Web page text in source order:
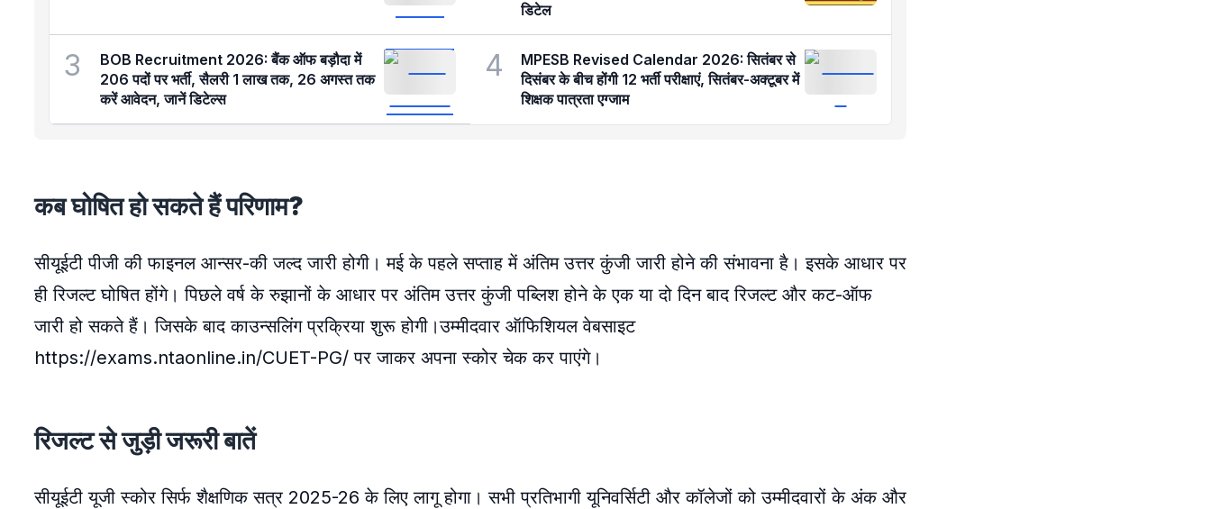
डिटेल
3
BOB Recruitment 2026: बैंक ऑफ बड़ौदा में
206 पदों पर भर्ती, सैलरी 1 लाख तक, 26 अगस्त तक
करें आवेदन, जानें डिटेल्स
4
MPESB Revised Calendar 2026: सितंबर से
दिसंबर के बीच होंगी 12 भर्ती परीक्षाएं, सितंबर-अक्टूबर में
शिक्षक पात्रता एग्जाम
कब घोषित हो सकते हैं परिणाम?
सीयूईटी पीजी की फाइनल आन्सर-की जल्द जारी होगी। मई के पहले सप्ताह में अंतिम उत्तर कुंजी जारी होने की संभावना है। इसके आधार पर
ही रिजल्ट घोषित होंगे। पिछले वर्ष के रुझानों के आधार पर अंतिम उत्तर कुंजी पब्लिश होने के एक या दो दिन बाद रिजल्ट और कट-ऑफ
जारी हो सकते हैं। जिसके बाद काउन्सलिंग प्रक्रिया शुरू होगी।उम्मीदवार ऑफिशियल वेबसाइट
https://exams.ntaonline.in/CUET-PG/ पर जाकर अपना स्कोर चेक कर पाएंगे।
रिजल्ट से जुड़ी जरूरी बातें
सीयूईटी यूजी स्कोर सिर्फ शैक्षणिक सत्र 2025-26 के लिए लागू होगा। सभी प्रतिभागी यूनिवर्सिटी और कॉलेजों को उम्मीदवारों के अंक और